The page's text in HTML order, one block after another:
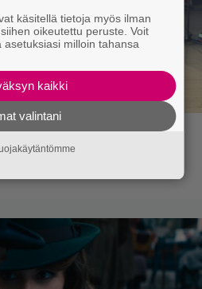
konsertti esitetään
käsitellä tietoja myös ilman
oikeutettu peruste. Voit
milloin tahansa
kaikki
valintani